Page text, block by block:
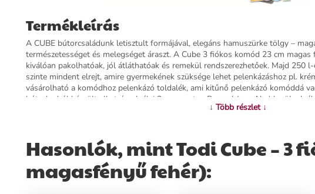
Termékleírás
A CUBE bútorcsaládunk letisztult formájával, elegáns hamuszürke tölgy –
természetességet és melegséget áraszt. A Cube 3 fiókos komód 23 cm
kiválóan pakolhatóak, jól átláthatóak és remekül rendszerezhetőek. Majd 250
szinte mindent elrejt, amire gyermekének szüksége lehet pelenkázáshoz pl.
vásárolható a komódhoz pelenkázó toldalék, ami kitűnő pelenkázó komóddá
bútorlapból készült alkatrészek élei 2 mm vastag Pvc-vel (un.: Abs) kerülnek
élfóliákhoz képest sokkal magasabb élettartamot biztosítanak. Lapra szerelve
illusztráció, eltérhet a valóságtól!Méretek: – külső méret: szélessége: 96 cm x
A gyerekbútor megfelel az Európai Unió és a Magyar Szabványügyi Testület
feltüntett ár kizárólag a komódra vonatkozik! A pelenkázó
külön lehet megvásárolni.Gyártási idő: 4-6 hét
↓ Több részlet ↓
Hasonlók, mint Todi Cube – 3
magasfényű fehér):